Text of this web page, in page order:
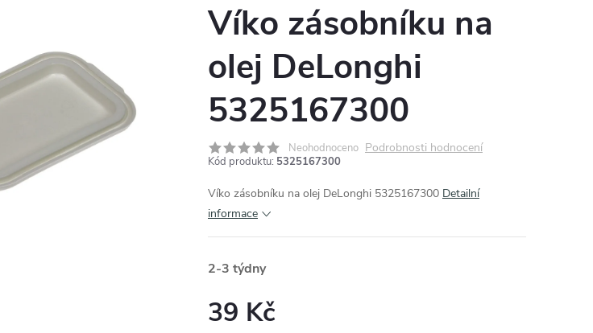
Víko zásobníku na
olej DeLonghi
5325167300
Neohodnoceno Podrobnosti hodnocení
Kód produktu: 5325167300
Víko zásobníku na olej DeLonghi 5325167300 Detailní
informace
2-3 týdny
39 Kč